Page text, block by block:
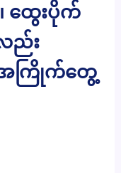
၊ ထွေးပိုက်
ည်း
အကြိုက်တွေ့